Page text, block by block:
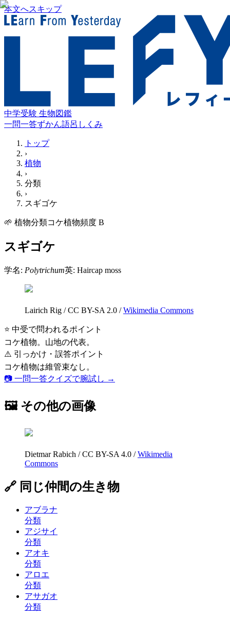
本文へスキップ
中学受験 生物図鑑
一問一答ずかん語呂 しくみ
トップ
›
植物
›
分類
›
スギゴケ
🌱 植物分類コケ植物頻度 B
スギゴケ
学名: Polytrichum英: Haircap moss
Lairich Rig /CC BY-SA 2.0 / Wikimedia Commons
⭐ 中受で問われるポイント
コケ植物。山地の代表。
⚠️ 引っかけ・誤答ポイント
コケ植物は維管束なし。
📷 一問一答クイズで腕試し →
🖼 その他の画像
Dietmar Rabich /CC BY-SA 4.0 / Wikimedia
Commons
🔗 同じ仲間の生き物
アブラナ
分類
アジサイ
分類
アオキ
分類
アロエ
分類
アサガオ
分類